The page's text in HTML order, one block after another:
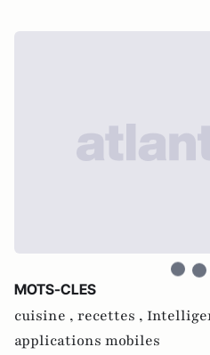
MOTS-CLES
cuisine , recettes ,
applications mobiles